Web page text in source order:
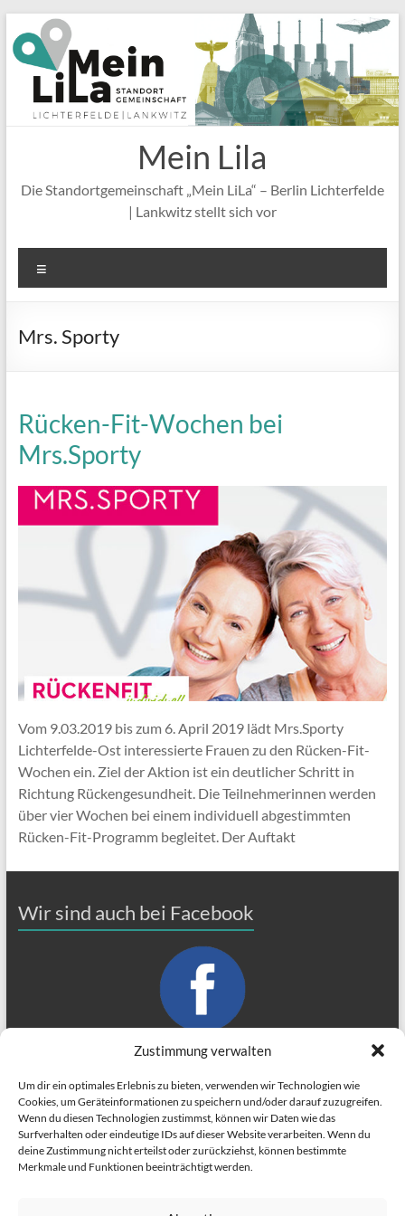
Zustimmung verwalten
Um dir ein optimales Erlebnis zu bieten, verwenden wir Technologien wie
Cookies, um Geräteinformationen zu speichern und/oder darauf zuzugreifen.
Wenn du diesen Technologien zustimmst, können wir Daten wie das
Surfverhalten oder eindeutige IDs auf dieser Website verarbeiten. Wenn du
deine Zustimmung nicht erteilst oder zurückziehst, können bestimmte
Merkmale und Funktionen beeinträchtigt werden.
Inhalt
springen
Mein Lila
Die Standortgemeinschaft „Mein LiLa“ – Berlin Lichterfelde
| Lankwitz stellt sich vor
Mrs. Sporty
Rücken-Fit-Wochen bei
Mrs.Sporty
Vom 9.03.2019 bis zum 6. April 2019 lädt Mrs.Sporty
Lichterfelde-Ost interessierte Frauen zu den Rücken-Fit-
Wochen ein. Ziel der Aktion ist ein deutlicher Schritt in
Richtung Rückengesundheit. Die Teilnehmerinnen werden
über vier Wochen bei einem individuell abgestimmten
Rücken-Fit-Programm begleitet. Der Auftakt
Wir sind auch bei Facebook
Impressum
Datenschutzerklärung